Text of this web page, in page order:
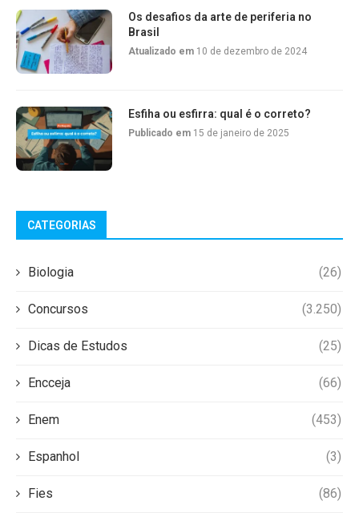
Os desafios da arte de periferia no
Brasil
Atualizado em 10 de dezembro de 2024
Esfiha ou esfirra: qual é o correto?
Publicado em 15 de janeiro de 2025
CATEGORIAS
Biologia (26)
Concursos (3.250)
Dicas de Estudos (25)
Encceja (66)
Enem (453)
Espanhol (3)
Fies (86)